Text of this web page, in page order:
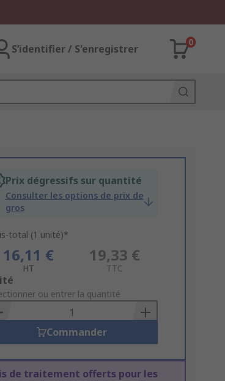
S’identifier / S'enregistrer
0
Prix dégressifs sur quantité
Consulter les options de prix de
gros
total (1 unité)*
16,11 €
HT
19,33 €
TTC
ou entrer la quantité
Commander
de traitement offerts pour les